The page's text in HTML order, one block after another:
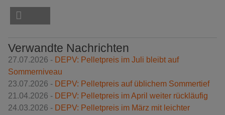
Verwandte Nachrichten
27.07.2026 - DEPV: Pelletpreis im Juli bleibt auf
Sommerniveau
23.07.2026 - DEPV: Pelletpreis auf üblichem Sommertief
21.04.2026 - DEPV: Pelletpreis im April weiter rückläufig
24.03.2026 - DEPV: Pelletpreis im März mit leichter